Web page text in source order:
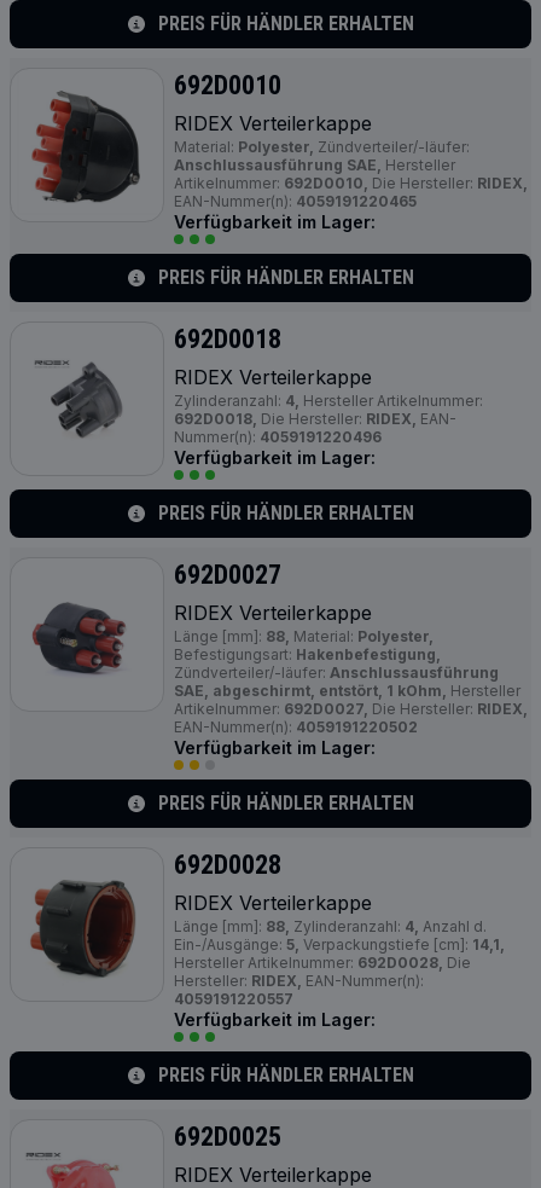
PREIS FÜR HÄNDLER ERHALTEN
692D0010
RIDEX Verteilerkappe
Material: Polyester, Zündverteiler/-läufer:
Anschlussausführung SAE, Hersteller
Artikelnummer: 692D0010, Die Hersteller: RIDEX,
EAN-Nummer(n): 4059191220465
Verfügbarkeit im Lager:
PREIS FÜR HÄNDLER ERHALTEN
692D0018
RIDEX Verteilerkappe
Zylinderanzahl: 4, Hersteller Artikelnummer:
692D0018, Die Hersteller: RIDEX, EAN-
Nummer(n): 4059191220496
Verfügbarkeit im Lager:
PREIS FÜR HÄNDLER ERHALTEN
692D0027
RIDEX Verteilerkappe
Länge [mm]: 88, Material: Polyester,
Befestigungsart: Hakenbefestigung,
Zündverteiler/-läufer: Anschlussausführung
SAE, abgeschirmt, entstört, 1 kOhm, Hersteller
Artikelnummer: 692D0027, Die Hersteller: RIDEX,
EAN-Nummer(n): 4059191220502
Verfügbarkeit im Lager:
PREIS FÜR HÄNDLER ERHALTEN
692D0028
RIDEX Verteilerkappe
Länge [mm]: 88, Zylinderanzahl: 4, Anzahl d.
Ein-/Ausgänge: 5, Verpackungstiefe [cm]: 14,1,
Hersteller Artikelnummer: 692D0028, Die
Hersteller: RIDEX, EAN-Nummer(n):
4059191220557
Verfügbarkeit im Lager:
PREIS FÜR HÄNDLER ERHALTEN
692D0025
RIDEX Verteilerkappe